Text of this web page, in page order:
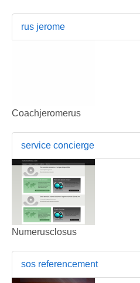
rus jerome
Coachjeromerus
service concierge
Numerusclosus
sos referencement